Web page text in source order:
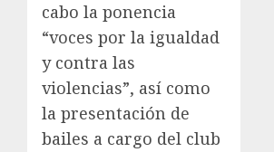
cabo la ponencia
“voces por la igualdad
y contra las
violencias”, así como
la presentación de
bailes a cargo del club